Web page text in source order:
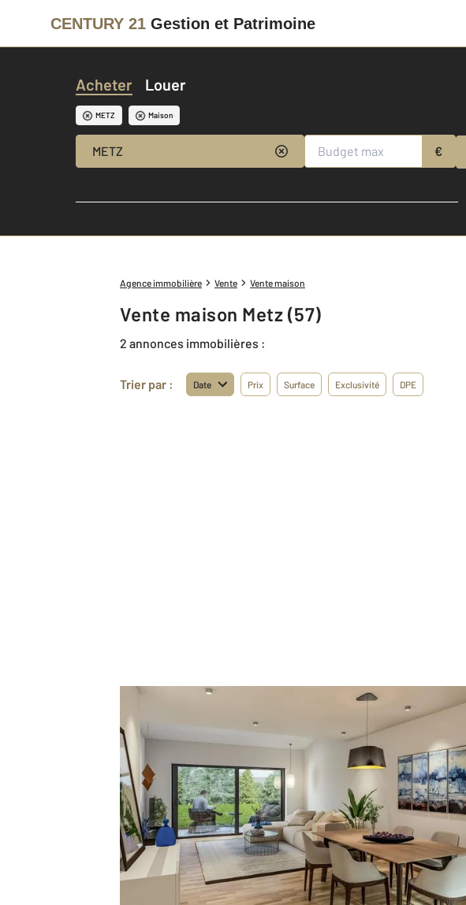
CENTURY 21 Gestion et Patrimoine
Acheter Louer
METZ Maison
METZ €
Agence immobilière Vente Vente maison
Vente maison Metz (57)
2 annonces immobilières :
Trier par : Date Prix Surface Exclusivité DPE